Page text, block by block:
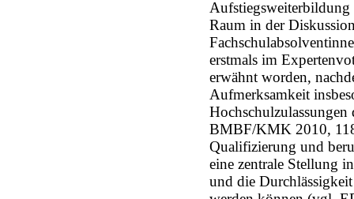
Aufstiegsweiterbildung
Raum in der
erstmals im
erwähnt worden,
Aufmerksamkeit
BMBF/KMK 2010,
Qualifizierung und
eine zentrale Stellung
und die